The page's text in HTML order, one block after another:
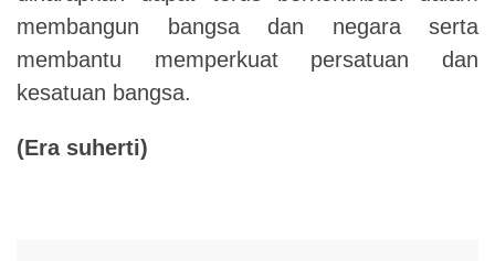
membangun bangsa dan negara serta
membantu memperkuat persatuan dan
kesatuan bangsa.
(Era suherti)